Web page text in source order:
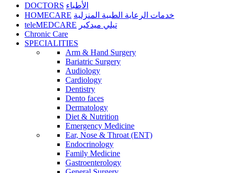
DOCTORS الأطباء
HOMECARE خدمات الرعاية الطبية المنزلية
teleMEDCARE تيلي ميدكير
Chronic Care
SPECIALITIES
Arm & Hand Surgery
Bariatric Surgery
Audiology
Cardiology
Dentistry
Dento faces
Dermatology
Diet & Nutrition
Emergency Medicine
Ear, Nose & Throat (ENT)
Endocrinology
Family Medicine
Gastroenterology